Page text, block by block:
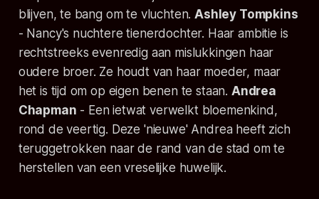
blijven, te bang om te vluchten.Ashley Tompkins
- Nancy's nuchtere tienerdochter. Haar ambitie is
rechtstreeks evenredig aan mislukkingen haar
oudere broer. Ze houdt van haar moeder, maar
het is tijd om op eigen benen te staan. Andrea
Chapman - Een ietwat verwelkt bloemenkind,
rond de veertig. Deze 'nieuwe' Andrea heeft zich
teruggetrokken naar de rand van de stad om te
herstellen van een vreselijke huwelijk.